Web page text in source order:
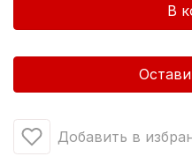
товара
Фенси
9м2
В
Добавить в